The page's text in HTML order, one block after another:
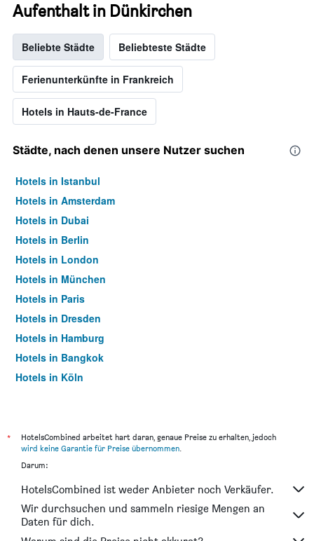
Aufenthalt in Dünkirchen
Beliebte Städte Beliebteste Städte
Ferienunterkünfte in Frankreich
Hotels in Hauts-de-France
Städte, nach denen unsere Nutzer suchen
Hotels in Istanbul
Hotels in Amsterdam
Hotels in Dubai
Hotels in Berlin
Hotels in London
Hotels in München
Hotels in Paris
Hotels in Dresden
Hotels in Hamburg
Hotels in Bangkok
Hotels in Köln
*
HotelsCombined arbeitet hart daran, genaue Preise zu erhalten, jedoch
wird keine Garantie für Preise übernommen.
Darum:
HotelsCombined ist weder Anbieter noch Verkäufer.
Wir durchsuchen und sammeln riesige Mengen an
Daten für dich.